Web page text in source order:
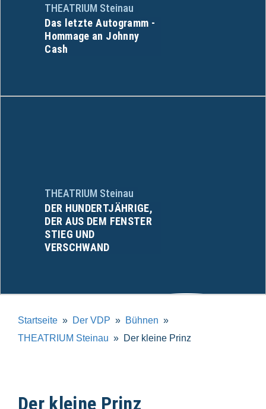
THEATRIUM Steinau
Das letzte Autogramm -
Hommage an Johnny
Cash
THEATRIUM Steinau
DER HUNDERTJÄHRIGE,
DER AUS DEM FENSTER
STIEG UND
VERSCHWAND
Startseite Der VDP
Bühnen
THEATRIUM Steinau
Der kleine Prinz
Der kleine Prinz